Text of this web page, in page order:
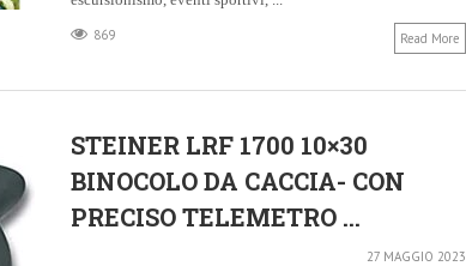
869 Read More
STEINER LRF 1700 10×30
BINOCOLO DA CACCIA- CON
PRECISO TELEMETRO ...
27 MAGGIO 2023